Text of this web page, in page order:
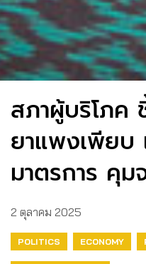
สภาผู้บริโภค
ยาแพงเพียบ
มาตรการ คุ
2 ตุลาคม 2025
POLITICS ECONOMY